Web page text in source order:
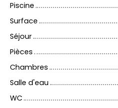
Piscine
Surface
Séjour
Pièces
Chambres
Salle d'eau
WC